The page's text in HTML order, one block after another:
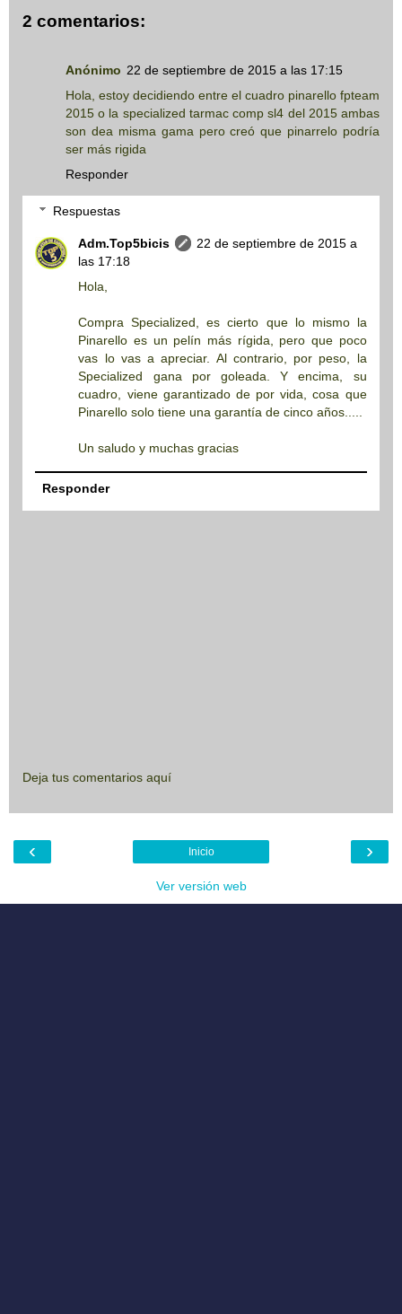
2 comentarios:
Anónimo 22 de septiembre de 2015 a las 17:15
Hola, estoy decidiendo entre el cuadro pinarello fpteam
2015 o la specialized tarmac comp sl4 del 2015 ambas
son dea misma gama pero creó que pinarrelo podría
ser más rigida
Responder
Respuestas
Adm.Top5bicis
22 de septiembre de 2015 a
las 17:18
Hola,
Compra Specialized, es cierto que lo mismo la
Pinarello es un pelín más rígida, pero que poco
vas lo vas a apreciar. Al contrario, por peso, la
Specialized gana por goleada. Y encima, su
cuadro, viene garantizado de por vida, cosa que
Pinarello solo tiene una garantía de cinco años.....
Un saludo y muchas gracias
Responder
Deja tus comentarios aquí
‹ ›
Inicio
Ver versión web